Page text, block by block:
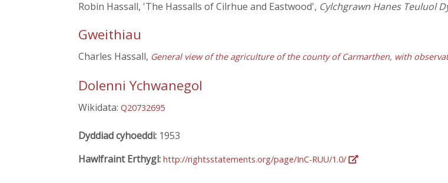
Robin Hassall, 'The Hassalls of Cilrhue and Eastwood', Cylchgrawn Hanes Teuluol
Gweithiau
Charles Hassall, General view of the agriculture of the county of Carmarthen, with
Dolenni Ychwanegol
Wikidata: Q20732695
Dyddiad cyhoeddi: 1953
Hawlfraint Erthygl: http://rightsstatements.org/page/InC-RUU/1.0/